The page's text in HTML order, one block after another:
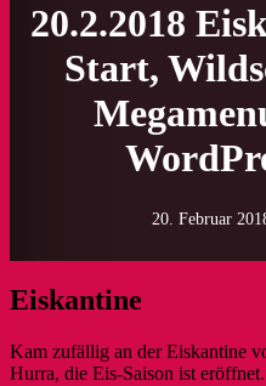
20.2.2018
Start,
20. Februar
Eiskantine
Kam zufällig an der Eiskantine
Hurra, die Eis-Saison ist eröffnet.